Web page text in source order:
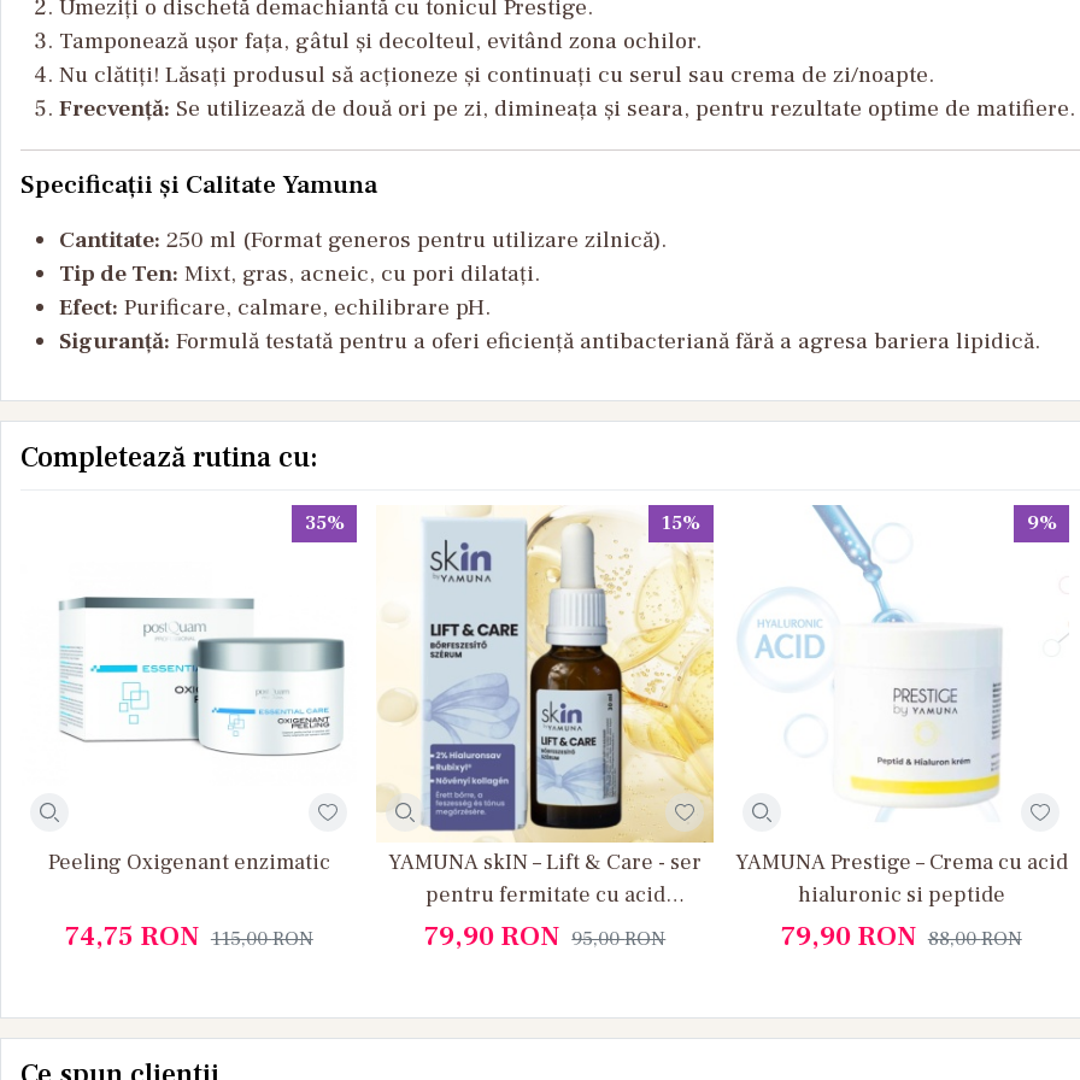
Umeziți o dischetă demachiantă cu tonicul Prestige.
Tamponează ușor fața, gâtul și decolteul, evitând zona ochilor.
Nu clătiți! Lăsați produsul să acționeze și continuați cu serul sau crema de zi/noapte.
Frecvență: Se utilizează de două ori pe zi, dimineața și seara, pentru rezultate optime de matifiere.
Specificații și Calitate Yamuna
Cantitate: 250 ml (Format generos pentru utilizare zilnică).
Tip de Ten: Mixt, gras, acneic, cu pori dilatați.
Efect: Purificare, calmare, echilibrare pH.
Siguranță: Formulă testată pentru a oferi eficiență antibacteriană fără a agresa bariera lipidică.
Completează rutina cu:
35%
Peeling Oxigenant enzimatic
74,75 RON 115,00RON
15%
YAMUNA skIN – Lift & Care - ser
pentru fermitate cu acid
hialuronic, colagen si peptide
79,90 RON 95,00RON
9%
YAMUNA Prestige – Crema cu acid
hialuronic si peptide
79,90 RON 88,00RON